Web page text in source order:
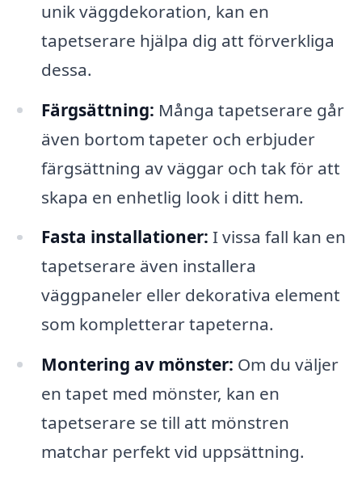
unik väggdekoration, kan en
tapetserare hjälpa dig att förverkliga
dessa.
Färgsättning: Många tapetserare går
även bortom tapeter och erbjuder
färgsättning av väggar och tak för att
skapa en enhetlig look i ditt hem.
Fasta installationer: I vissa fall kan en
tapetserare även installera
väggpaneler eller dekorativa element
som kompletterar tapeterna.
Montering av mönster: Om du väljer
en tapet med mönster, kan en
tapetserare se till att mönstren
matchar perfekt vid uppsättning.